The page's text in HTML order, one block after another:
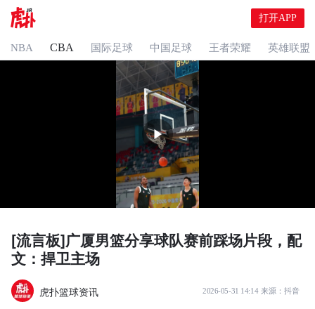
打开APP
NBA CBA 国际足球 中国足球 王者荣耀 英雄联盟
[流言板]广厦男篮分享球队赛前踩场片段，配
文：捍卫主场
虎扑篮球资讯 2026-05-31 14:14 来源： 抖音